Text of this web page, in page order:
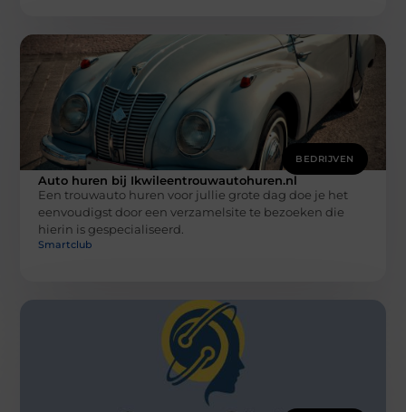
BEDRIJVEN
Auto huren bij Ikwileentrouwautohuren.nl
Een trouwauto huren voor jullie grote dag doe je het
eenvoudigst door een verzamelsite te bezoeken die
hierin is gespecialiseerd.
Smartclub